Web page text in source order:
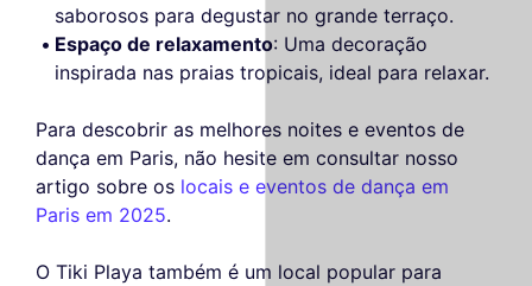
saborosos para degustar no grande terraço.
Espaço de relaxamento: Uma decoração
inspirada nas praias tropicais, ideal para relaxar.
Para descobrir as melhores noites e eventos de
dança em Paris, não hesite em consultar nosso
artigo sobre os locais e eventos de dança em
Paris em 2025.
O Tiki Playa também é um local popular para